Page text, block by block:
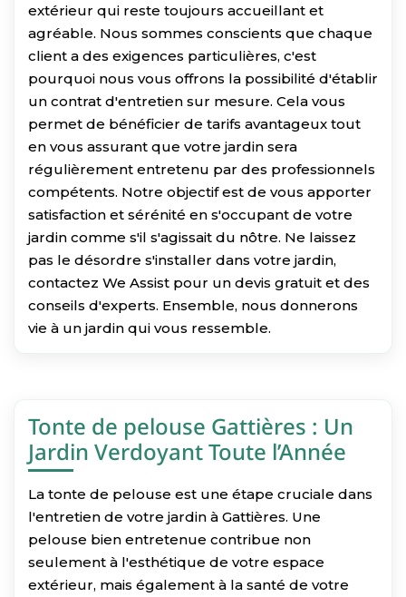
extérieur qui reste toujours accueillant et
agréable. Nous sommes conscients que chaque
client a des exigences particulières, c'est
pourquoi nous vous offrons la possibilité d'établir
un contrat d'entretien sur mesure. Cela vous
permet de bénéficier de tarifs avantageux tout
en vous assurant que votre jardin sera
régulièrement entretenu par des professionnels
compétents. Notre objectif est de vous apporter
satisfaction et sérénité en s'occupant de votre
jardin comme s'il s'agissait du nôtre. Ne laissez
pas le désordre s'installer dans votre jardin,
contactez We Assist pour un devis gratuit et des
conseils d'experts. Ensemble, nous donnerons
vie à un jardin qui vous ressemble.
Tonte de pelouse Gattières : Un
Jardin Verdoyant Toute l’Année
La tonte de pelouse est une étape cruciale dans
l'entretien de votre jardin à Gattières. Une
pelouse bien entretenue contribue non
seulement à l'esthétique de votre espace
extérieur, mais également à la santé de votre